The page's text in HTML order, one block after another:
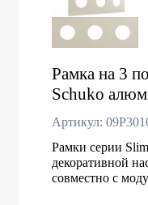
Рамка на 3
Schuko
Артикул:
Рамки серии
декоративной
совместно с